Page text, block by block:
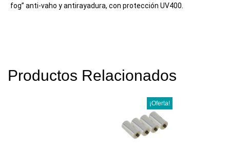
fog” anti-vaho y antirayadura, con protección UV400.
Productos Relacionados
¡Oferta!